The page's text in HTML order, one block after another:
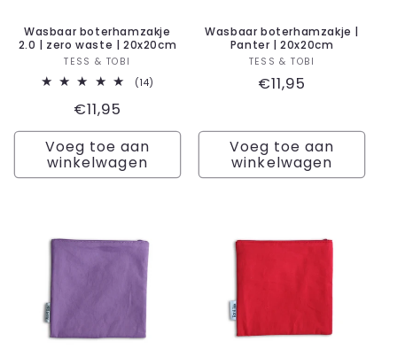
Wasbaar boterhamzakje
2.0 | zero waste | 20x20cm
Verkoper:
TESS & TOBI
(14)
Normale
prijs
€11,95
Voeg toe aan
winkelwagen
Wasbaar boterhamzakje |
Panter | 20x20cm
Verkoper:
TESS & TOBI
Normale
€11,95
Voeg toe aan
winkelwagen